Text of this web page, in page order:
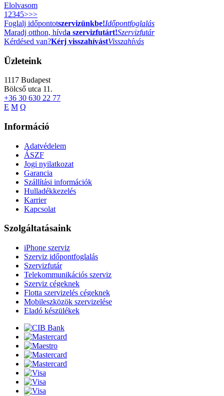
Elolvasom
1 2345>>>
Foglalj időpontotszervizünkbe!Időpontfoglalás
Maradj otthon, hívda szervizfutárt!Szervizfutár
Kérdésed van?Kérj visszahívástVisszahívás
Üzleteink
1117 Budapest
Bölcső utca 11.
+36 30 630 22 77
E M Q
Információ
Adatvédelem
ÁSZF
Jogi nyilatkozat
Garancia
Szállítási információk
Hulladékkezelés
Karrier
Kapcsolat
Szolgáltatásaink
iPhone szerviz
Szerviz időpontfoglalás
Szervizfutár
Telekommunikációs szerviz
Szerviz cégeknek
Flotta szervizelés cégeknek
Mobileszközök szervizelése
Eladó készülékek